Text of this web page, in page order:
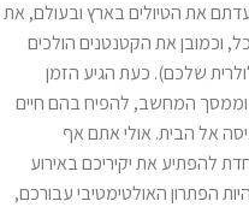
את הטיולים בארץ ובעולם, את
וכמובן את הקטנטנים הולכים
שלכם). כעת הגיע הזמן
וממסך המחשב, להפיח בהם חיים
אל הבית. אולי אתם אף
להפתיע את יקיריכם באירוע
הפתרון האולטימטיבי עבורכם,